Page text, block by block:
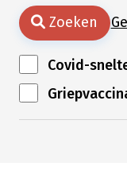
Zoeken
Covid-